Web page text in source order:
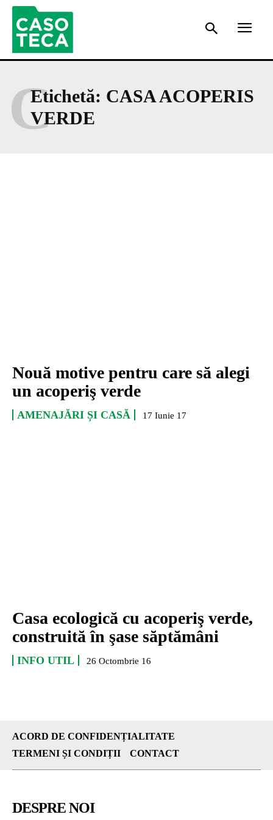
Etichetă: CASA ACOPERIS
VERDE
C
Nouă motive pentru care să alegi
un acoperiş verde
AMENAJĂRI ȘI CASĂ 17 Iunie 17
Casa ecologică cu acoperiş verde,
construită în şase săptămâni
INFO UTIL 26 Octombrie 16
ACORD DE CONFIDENȚIALITATE
TERMENI ȘI CONDIȚII
CONTACT
DESPRE NOI